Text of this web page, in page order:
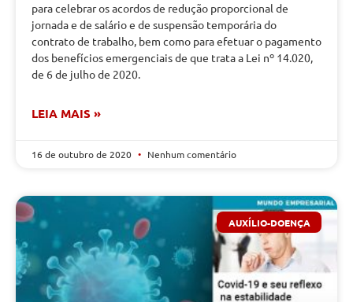
para celebrar os acordos de redução proporcional de
jornada e de salário e de suspensão temporária do
contrato de trabalho, bem como para efetuar o pagamento
dos benefícios emergenciais de que trata a Lei nº 14.020,
de 6 de julho de 2020.
LEIA MAIS »
16 de outubro de 2020 Nenhum comentário
AUXÍLIO-DOENÇA